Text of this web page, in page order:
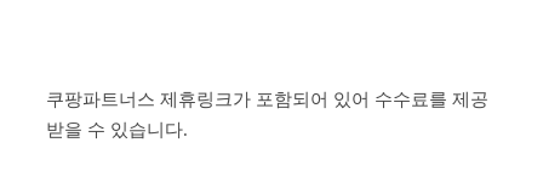
쿠팡파트너스 제휴링크가 포함되어 있어 수수료를 제공
받을 수 있습니다.